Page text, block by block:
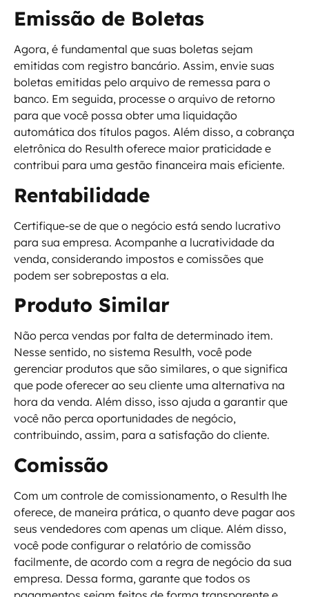
Emissão de Boletas
Agora, é fundamental que suas boletas sejam
emitidas com registro bancário. Assim, envie suas
boletas emitidas pelo arquivo de remessa para o
banco. Em seguida, processe o arquivo de retorno
para que você possa obter uma liquidação
automática dos títulos pagos. Além disso, a cobrança
eletrônica do Resulth oferece maior praticidade e
contribui para uma gestão financeira mais eficiente.
Rentabilidade
Certifique-se de que o negócio está sendo lucrativo
para sua empresa. Acompanhe a lucratividade da
venda, considerando impostos e comissões que
podem ser sobrepostas a ela.
Produto Similar
Não perca vendas por falta de determinado item.
Nesse sentido, no sistema Resulth, você pode
gerenciar produtos que são similares, o que significa
que pode oferecer ao seu cliente uma alternativa na
hora da venda. Além disso, isso ajuda a garantir que
você não perca oportunidades de negócio,
contribuindo, assim, para a satisfação do cliente.
Comissão
Com um controle de comissionamento, o Resulth lhe
oferece, de maneira prática, o quanto deve pagar aos
seus vendedores com apenas um clique. Além disso,
você pode configurar o relatório de comissão
facilmente, de acordo com a regra de negócio da sua
empresa. Dessa forma, garante que todos os